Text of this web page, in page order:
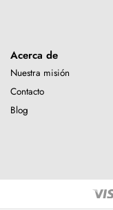
Acerca de
Nuestra misión
Contacto
Blog